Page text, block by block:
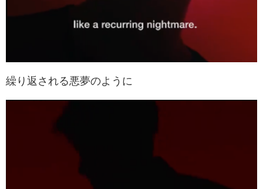
繰り返される悪夢のように